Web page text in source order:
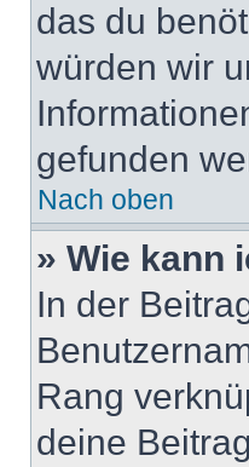
das du
würden wir
gefunden
Nach oben
» Wie kann
In der
Rang
deine